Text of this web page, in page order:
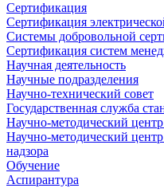
Сертификация
Сертификация
Системы добровольной
Сертификация систем
Научная деятельность
Научные подразделения
Научно-технический совет
Государственная служба
Научно-методический
Научно-методический
надзора
Обучение
Аспирантура